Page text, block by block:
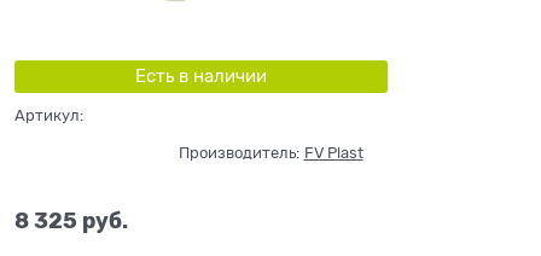
Есть в наличии
Артикул:
Производитель: FV Plast
8 325 руб.